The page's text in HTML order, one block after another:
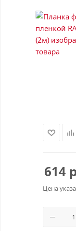
614
Цена